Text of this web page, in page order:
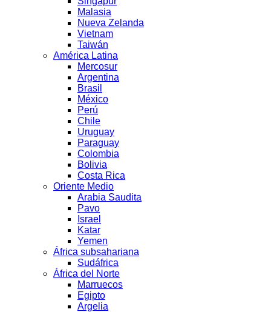
Malasia
Nueva Zelanda
Vietnam
Taiwán
América Latina
Mercosur
Argentina
Brasil
México
Perú
Chile
Uruguay
Paraguay
Colombia
Bolivia
Costa Rica
Oriente Medio
Arabia Saudita
Pavo
Israel
Katar
Yemen
África subsahariana
Sudáfrica
África del Norte
Marruecos
Egipto
Argelia